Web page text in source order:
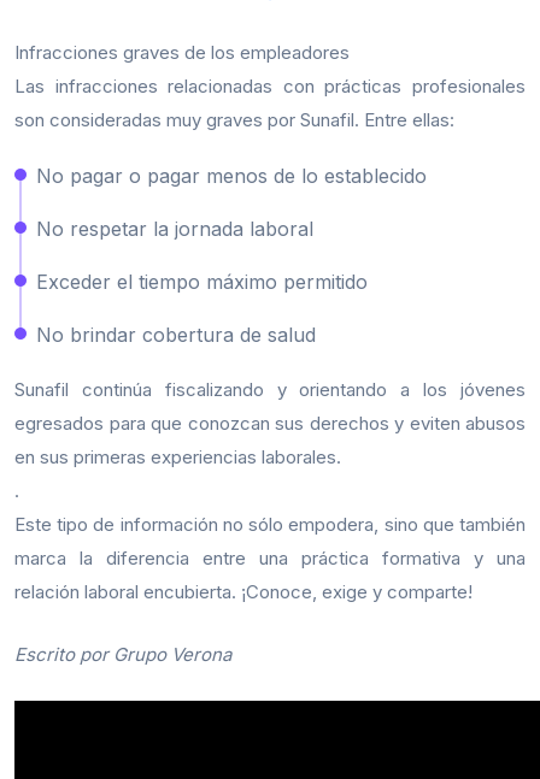
Infracciones graves de los empleadores
Las infracciones relacionadas con prácticas profesionales
son consideradas muy graves por Sunafil. Entre ellas:
No pagar o pagar menos de lo establecido
No respetar la jornada laboral
Exceder el tiempo máximo permitido
No brindar cobertura de salud
Sunafil continúa fiscalizando y orientando a los jóvenes
egresados para que conozcan sus derechos y eviten abusos
en sus primeras experiencias laborales.
.
Este tipo de información no sólo empodera, sino que también
marca la diferencia entre una práctica formativa y una
relación laboral encubierta. ¡Conoce, exige y comparte!
Escrito por Grupo Verona